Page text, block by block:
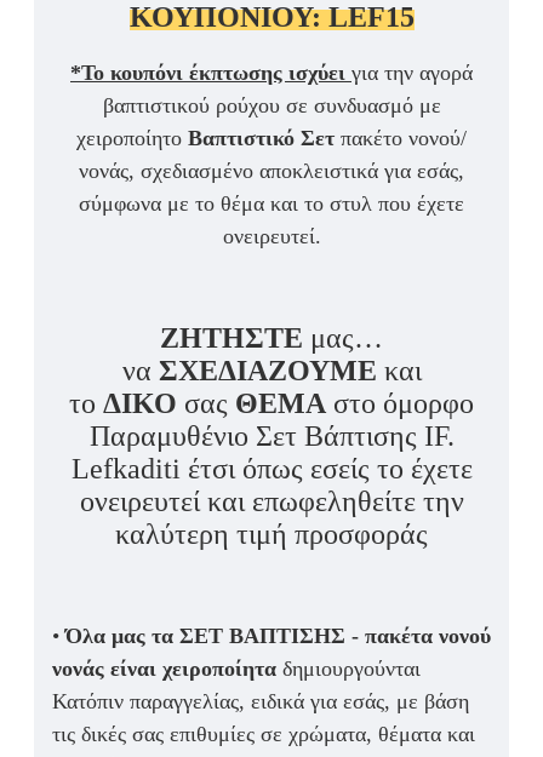
ΚΟΥΠΟΝΙΟΥ: LEF15
*Το κουπόνι έκπτωσης ισχύει για την αγορά
βαπτιστικού ρούχου σε συνδυασμό με
χειροποίητο Βαπτιστικό Σετ πακέτο νονού/
νονάς, σχεδιασμένο αποκλειστικά για εσάς,
σύμφωνα με το θέμα και το στυλ που έχετε
ονειρευτεί.
ΖΗΤΗΣΤΕ μας…
να ΣΧΕΔΙΑΖΟΥΜΕ και
το ΔΙΚΟ σας ΘΕΜΑστο όμορφο
Παραμυθένιο Σετ Βάπτισης IF.
Lefkaditi έτσι όπως εσείς το έχετε
ονειρευτεί και επωφεληθείτε την
καλύτερη τιμή προσφοράς
•Όλα μας τα ΣΕΤ ΒΑΠΤΙΣΗΣ - πακέτα νονού
νονάς είναι χειροποίητα δημιουργούνται
Κατόπιν παραγγελίας, ειδικά για εσάς, με βάση
τις δικές σας επιθυμίες σε χρώματα, θέματα και